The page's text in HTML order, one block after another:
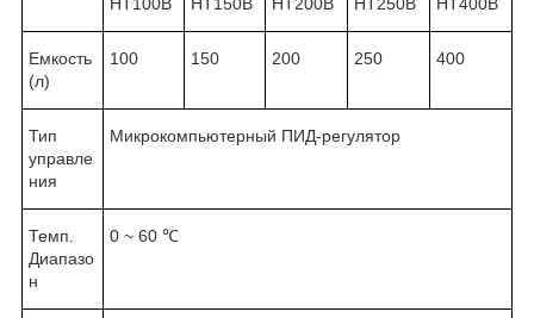
Емкость
(л)
100 150 200 250 400
Тип
управле
ния
Микрокомпьютерный ПИД-регулятор
Темп.
Диапазо
н
0 ~ 60 ℃